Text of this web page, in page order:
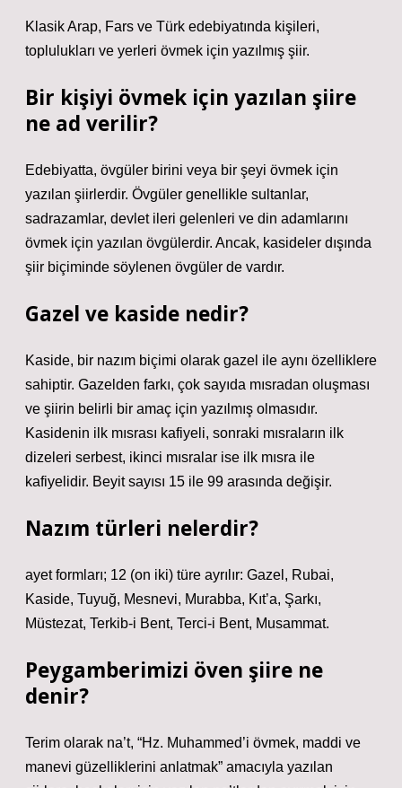
Klasik Arap, Fars ve Türk edebiyatında kişileri,
toplulukları ve yerleri övmek için yazılmış şiir.
Bir kişiyi övmek için yazılan şiire
ne ad verilir?
Edebiyatta, övgüler birini veya bir şeyi övmek için
yazılan şiirlerdir. Övgüler genellikle sultanlar,
sadrazamlar, devlet ileri gelenleri ve din adamlarını
övmek için yazılan övgülerdir. Ancak, kasideler dışında
şiir biçiminde söylenen övgüler de vardır.
Gazel ve kaside nedir?
Kaside, bir nazım biçimi olarak gazel ile aynı özelliklere
sahiptir. Gazelden farkı, çok sayıda mısradan oluşması
ve şiirin belirli bir amaç için yazılmış olmasıdır.
Kasidenin ilk mısrası kafiyeli, sonraki mısraların ilk
dizeleri serbest, ikinci mısralar ise ilk mısra ile
kafiyelidir. Beyit sayısı 15 ile 99 arasında değişir.
Nazım türleri nelerdir?
ayet formları; 12 (on iki) türe ayrılır: Gazel, Rubai,
Kaside, Tuyuğ, Mesnevi, Murabba, Kıt’a, Şarkı,
Müstezat, Terkib-i Bent, Terci-i Bent, Musammat.
Peygamberimizi öven şiire ne
denir?
Terim olarak na’t, “Hz. Muhammed’i övmek, maddi ve
manevi güzelliklerini anlatmak” amacıyla yazılan